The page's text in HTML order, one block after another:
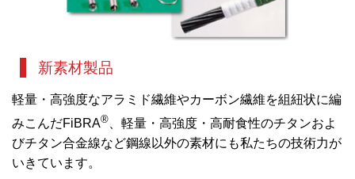
新素材製品
軽量・高強度なアラミド繊維やカーボン繊維を組紐状に編
みこんだFiBRA® 、軽量・高強度・高耐食性のチタンおよ
びチタン合金線など鋼線以外の素材にも私たちの技術力が
いきています。